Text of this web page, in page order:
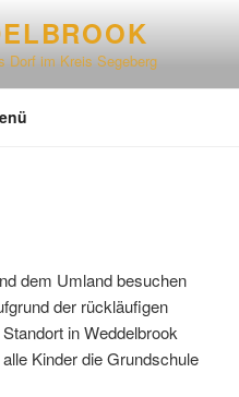
Dorf im Kreis Segeberg
dem Umland besuchen
der rückläufigen
in Weddelbrook
Kinder die Grundschule